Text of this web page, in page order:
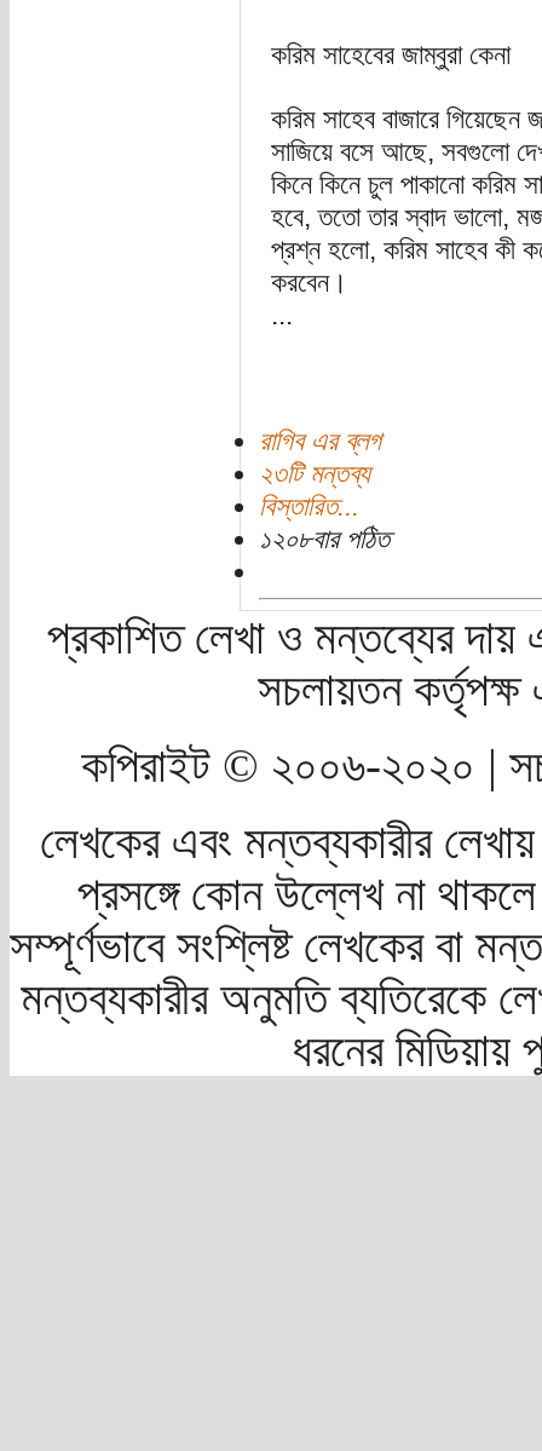
করিম সাহেবের জাম্বুরা কেনা
করিম সাহেব বাজারে গিয়েছেন
সাজিয়ে বসে আছে, সবগুলো
কিনে কিনে চুল পাকানো করিম
হবে, ততো তার স্বাদ ভালো,
প্রশ্ন হলো, করিম সাহেব কী
করবেন।
...
রাগিব এর ব্লগ
২৩টি মন্তব্য
বিস্তারিত...
১২০৮বার পঠিত
প্রকাশিত লেখা ও মন্তব্যের দায়
সচলায়তন
কপিরাইট © ২০০৬-২০২০ |
লেখকের এবং মন্তব্যকারীর
প্রসঙ্গে কোন উল্লেখ না
সম্পূর্ণভাবে সংশ্লিষ্ট লেখকের বা
মন্তব্যকারীর অনুমতি ব্যতিরেকে
ধরনের মিডিয়ায়